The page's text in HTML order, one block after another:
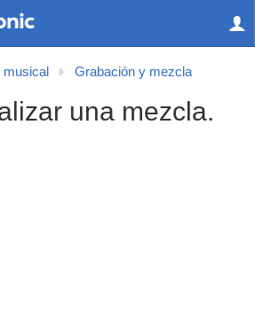
musical Grabación y mezcla
una mezcla.